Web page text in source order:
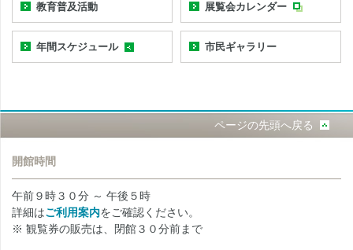
教育普及活動 展覧会カレンダー
年間スケジュール 市民ギャラリー
ページの先頭へ戻る
開館時間
午前９時３０分 ～ 午後５時
詳細はご利用案内をご確認ください。
※ 観覧券の販売は、閉館３０分前まで